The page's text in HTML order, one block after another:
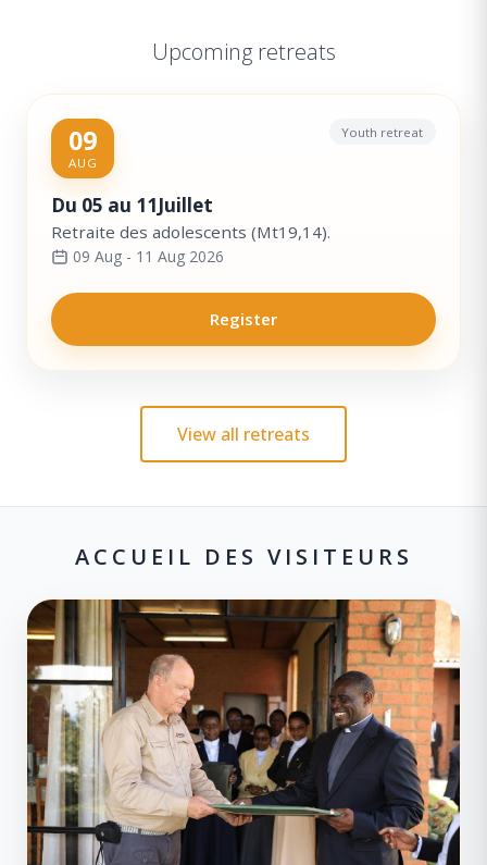
Upcoming retreats
09
AUG
Youth retreat
Du 05 au 11Juillet
Retraite des adolescents (Mt19,14).
09 Aug - 11 Aug 2026
Register
View all retreats
ACCUEIL DES VISITEURS